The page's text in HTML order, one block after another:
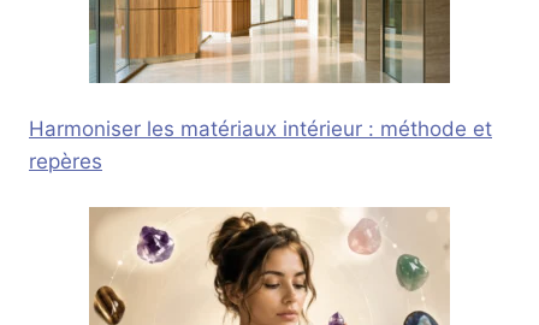
Harmoniser les matériaux intérieur : méthode et
repères